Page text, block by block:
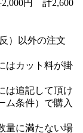
円 計2,600
）以外の注文
はカット料が掛
は追記して頂け
ム条件）で購入
量に満たない場